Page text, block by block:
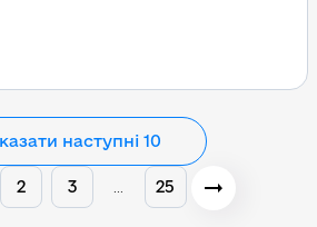
наступні 10
2 3 25